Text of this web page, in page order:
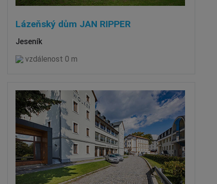
Lázeňský dům JAN RIPPER
Jeseník
vzdálenost 0 m